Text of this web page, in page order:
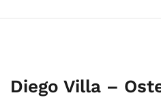
Diego Villa –